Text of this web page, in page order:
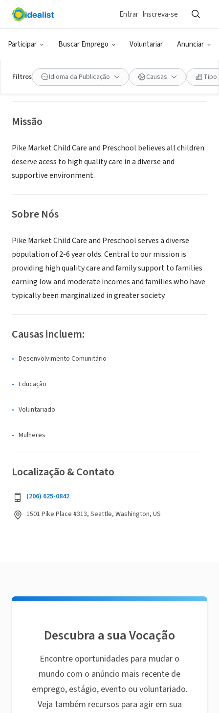
Participar Buscar Emprego Voluntariar Anunciar
Entrar Inscreva-se
Filtros Idioma da Publicação Causas Tipo
ONG (SETOR SOCIAL)
Pike Market Child Care & Preschool
Missão
Pike Market Child Care and Preschool believes all children
deserve acess to high quality care in a diverse and
supportive environment.
Sobre Nós
Pike Market Child Care and Preschool serves a diverse
population of 2-6 year olds. Central to our mission is
providing high quality care and family support to families
earning low and moderate incomes and families who have
typically been marginalized in greater society.
Causas incluem:
Desenvolvimento Comunitário
Educação
Voluntariado
Mulheres
Localização & Contato
(206) 625-0842
1501 Pike Place #313, Seattle, Washington, US
Descubra a sua Vocação
Encontre oportunidades para mudar o
mundo com o anúncio mais recente de
emprego, estágio, evento ou voluntariado.
Veja também recursos para agir em sua